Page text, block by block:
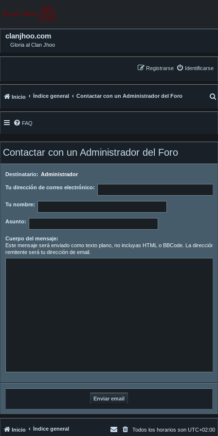
clanjhoo.com
Gloria al Clan Jhoo
Identificarse
Registrarse
Inicio Índice general Contactar con un Administrador del Foro
FAQ
Contactar con un Administrador del Foro
Destinatario: Administrador
Tu dirección de correo electrónico:
Tu nombre:
Asunto:
Cuerpo del mensaje:
Este mensaje será enviado como texto plano, no incluyas HTML o BBCode. La dirección
remitente será tu dirección de email.
Inicio Índice general Todos los horarios son UTC+02:00